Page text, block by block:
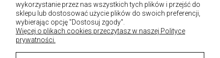
Informacje
wykorzystanie przez nas wszystkich tych plików i przejść do
sklepu lub dostosować użycie plików do swoich preferencji,
wybierając opcję "Dostosuj zgody".
Więcej o plikach cookies przeczytasz w naszej Polityce
prywatności.